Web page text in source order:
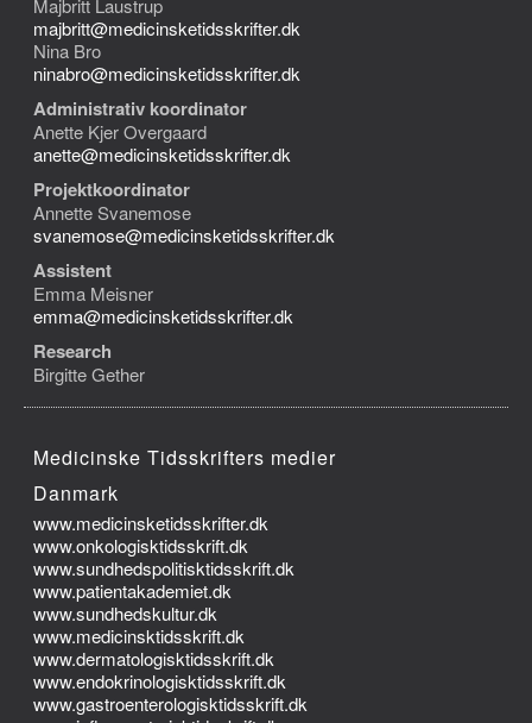
Majbritt Laustrup
majbritt@medicinsketidsskrifter.dk
Nina Bro
ninabro@medicinsketidsskrifter.dk
Administrativ koordinator
Anette Kjer Overgaard
anette@medicinsketidsskrifter.dk
Projektkoordinator
Annette Svanemose
svanemose@medicinsketidsskrifter.dk
Assistent
Emma Meisner
emma@medicinsketidsskrifter.dk
Research
Birgitte Gether
Medicinske Tidsskrifters medier
Danmark
www.medicinsketidsskrifter.dk
www.onkologisktidsskrift.dk
www.sundhedspolitisktidsskrift.dk
www.patientakademiet.dk
www.sundhedskultur.dk
www.medicinsktidsskrift.dk
www.dermatologisktidsskrift.dk
www.endokrinologisktidsskrift.dk
www.gastroenterologisktidsskrift.dk